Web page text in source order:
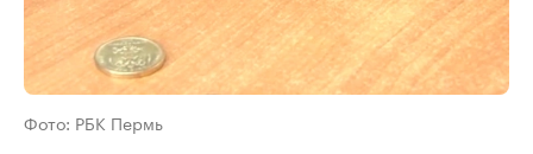
Фото: РБК Пермь